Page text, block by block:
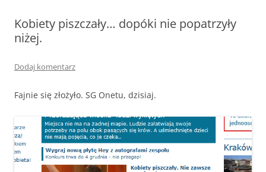
Kobiety piszczały… dopóki nie popatrzyły
niżej.
Dodaj komentarz
Fajnie się złożyło. SG Onetu, dzisiaj.